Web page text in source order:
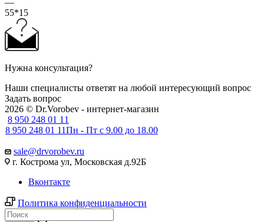
55*15
Нужна консультация?
Наши специалисты ответят на любой интересующий вопрос
Задать вопрос
2026 © Dr.Vorobev - интернет-магазин
8 950 248 01 11
8 950 248 01 11Пн - Пт с 9.00 до 18.00
sale@drvorobev.ru
г. Кострома ул, Московская д.92Б
Вконтакте
Политика конфиденциальности